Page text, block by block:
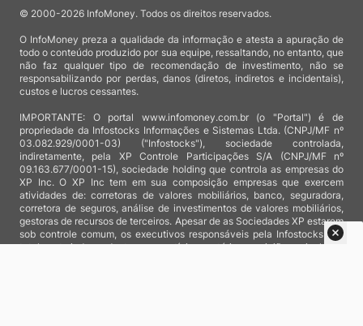
© 2000-2026 InfoMoney. Todos os direitos reservados.
O InfoMoney preza a qualidade da informação e atesta a apuração de
todo o conteúdo produzido por sua equipe, ressaltando, no entanto, que
não faz qualquer tipo de recomendação de investimento, não se
responsabilizando por perdas, danos (diretos, indiretos e incidentais),
custos e lucros cessantes.
IMPORTANTE: O portal www.infomoney.com.br (o "Portal") é de
propriedade da Infostocks Informações e Sistemas Ltda. (CNPJ/MF nº
03.082.929/0001-03) ("Infostocks"), sociedade controlada,
indiretamente, pela XP Controle Participações S/A (CNPJ/MF nº
09.163.677/0001-15), sociedade holding que controla as empresas do
XP Inc. O XP Inc tem em sua composição empresas que exercem
atividades de: corretoras de valores mobiliários, banco, seguradora,
corretora de seguros, análise de investimentos de valores mobiliários,
gestoras de recursos de terceiros. Apesar de as Sociedades XP estarem
sob controle comum, os executivos responsáveis pela Infostocks são
totalmente independentes e as notícias, matérias e opiniões veiculadas